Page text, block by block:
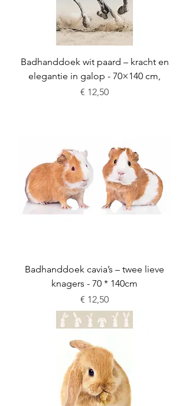
Badhanddoek wit paard – kracht en
elegantie in galop - 70×140 cm,
Prijs
€ 12,50
Badhanddoek cavia’s – twee lieve
knagers - 70 * 140cm
Prijs
€ 12,50